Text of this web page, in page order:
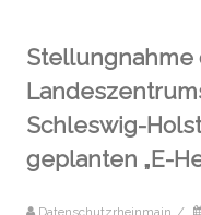
Stellungnahme
Schleswig-
geplanten „E-
Datenschutzrheinmain /